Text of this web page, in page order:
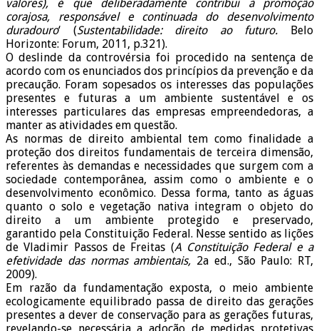
valores), é que deliberadamente contribui à promoção
corajosa, responsável e continuada do desenvolvimento
duradouro‘ (Sustentabilidade: direito ao futuro. Belo
Horizonte: Forum, 2011, p.321).
O deslinde da controvérsia foi procedido na sentença de
acordo com os enunciados dos princípios da prevenção e da
precaução. Foram sopesados os interesses das populações
presentes e futuras a um ambiente sustentável e os
interesses particulares das empresas empreendedoras, a
manter as atividades em questão.
As normas de direito ambiental tem como finalidade a
proteção dos direitos fundamentais de terceira dimensão,
referentes às demandas e necessidades que surgem com a
sociedade contemporânea, assim como o ambiente e o
desenvolvimento econômico. Dessa forma, tanto as águas
quanto o solo e vegetação nativa integram o objeto do
direito a um ambiente protegido e preservado,
garantido pela Constituição Federal. Nesse sentido as lições
de Vladimir Passos de Freitas (A Constituição Federal e a
efetividade das normas ambientais, 2a ed., São Paulo: RT,
2009).
Em razão da fundamentação exposta, o meio ambiente
ecologicamente equilibrado passa de direito das gerações
presentes a dever de conservação para as gerações futuras,